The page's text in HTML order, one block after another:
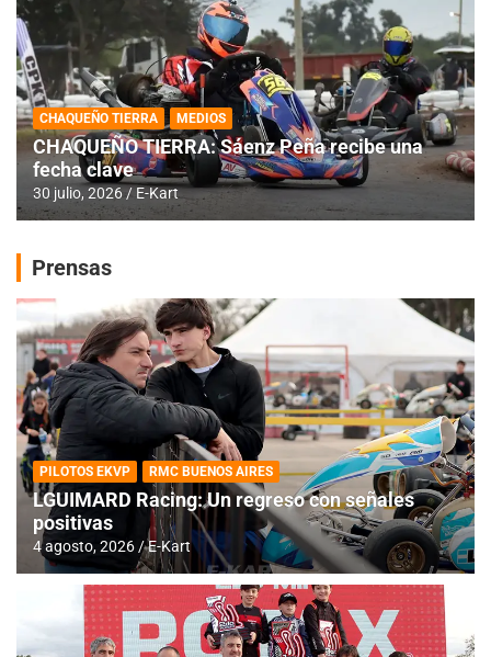
CHAQUEÑO TIERRA MEDIOS
CHAQUEÑO TIERRA: Sáenz Peña recibe una
fecha clave
30 julio, 2026 E-Kart
Prensas
PILOTOS EKVP RMC BUENOS AIRES
LGUIMARD Racing: Un regreso con señales
positivas
4 agosto, 2026 E-Kart